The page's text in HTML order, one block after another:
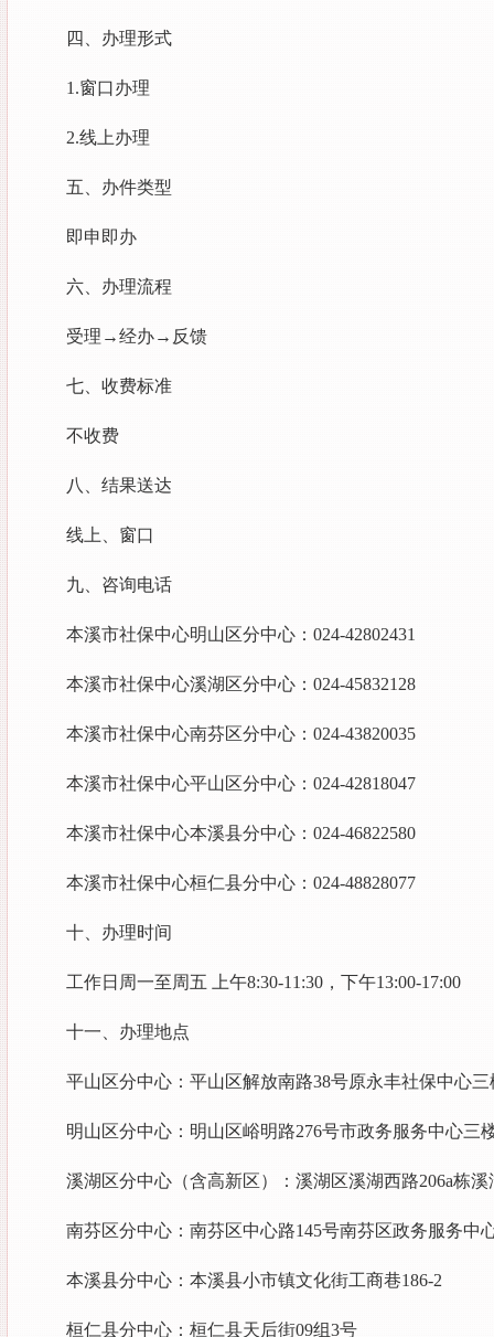
四、办理形式
1.窗口办理
2.线上办理
五、办件类型
即申即办
六、办理流程
受理→经办→反馈
七、收费标准
不收费
八、结果送达
线上、窗口
九、咨询电话
本溪市社保中心明山区分中心：024-42802431
本溪市社保中心溪湖区分中心：024-45832128
本溪市社保中心南芬区分中心：024-43820035
本溪市社保中心平山区分中心：024-42818047
本溪市社保中心本溪县分中心：024-46822580
本溪市社保中心桓仁县分中心：024-48828077
十、办理时间
工作日周一至周五 上午8:30-11:30，下午13:00-17:00
十一、办理地点
平山区分中心：平山区解放南路38号原永丰社保中心三
明山区分中心：明山区峪明路276号市政务服务中心三
溪湖区分中心（含高新区）：溪湖区溪湖西路206a栋
南芬区分中心：南芬区中心路145号南芬区政务服务中
本溪县分中心：本溪县小市镇文化街工商巷186-2
桓仁县分中心：桓仁县天后街09组3号